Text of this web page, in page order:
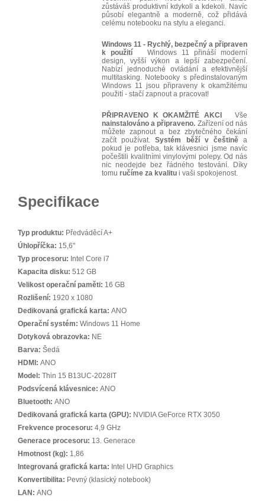
zůstáváš produktivní kdykoli a kdekoli. Navíc
působí elegantně a moderně, což přidává
celému notebooku na stylu a eleganci.
Windows 11 - Rychlý, bezpečný a připraven
k použití Windows 11 přináší moderní
design, vyšší výkon a lepší zabezpečení.
Nabízí jednoduché ovládání a efektivnější
multitasking. Notebooky s předinstalovaným
Windows 11 jsou připraveny k okamžitému
použití - stačí zapnout a pracovat!
PŘIPRAVENO K OKAMŽITÉ AKCI
Vše
nainstalováno a připraveno. Zařízení od nás
můžete zapnout a bez zbytečného čekání
začít používat.Systém běží v češtiněa
pokud je potřeba, tak klávesnici jsme navíc
počeštili kvalitními vinylovými polepy. Od nás
nic neodejde bez řádného testování. Díky
tomu ručíme za kvalitu i vaši spokojenost.
Specifikace
Typ produktu: Předváděcí A+
Úhlopříčka: 15,6"
Typ procesoru: Intel Core i7
Kapacita disku: 512 GB
Velikost operační paměti: 16 GB
Rozlišení: 1920 x 1080
Dedikovaná grafická karta: ANO
Operační systém: Windows 11 Home
Dotyková obrazovka: NE
Barva: Šedá
HDMI: ANO
Model: Thin 15 B13UC-2028IT
Podsvícená klávesnice: ANO
Bluetooth: ANO
Dedikovaná grafická karta (GPU): NVIDIA GeForce RTX 3050
Frekvence procesoru: 4,9 GHz
Generace procesoru: 13. Generace
Hmotnost (kg): 1,86
Integrovaná grafická karta: Intel UHD Graphics
Konvertibilita: Pevný (klasický notebook)
LAN: ANO